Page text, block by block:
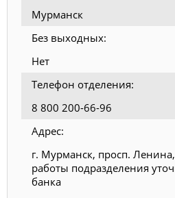
Мурманск
Без выходных:
Нет
Телефон отделения:
8 800 200-66-96
Адрес:
г. Мурманск, просп.
работы подразделения
банка